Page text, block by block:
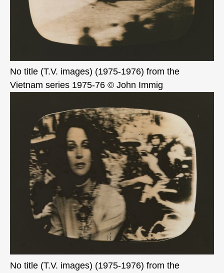
No title (T.V. images) (1975-1976) from the
Vietnam series 1975-76 © John Immig
No title (T.V. images) (1975-1976) from the